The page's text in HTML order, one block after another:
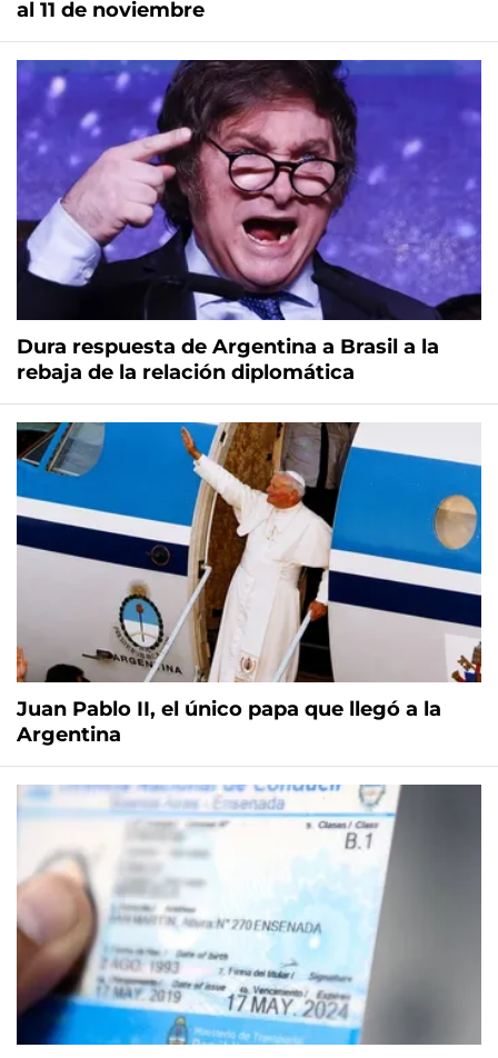
al 11 de noviembre
Dura respuesta de Argentina a Brasil a la
rebaja de la relación diplomática
Juan Pablo II, el único papa que llegó a la
Argentina